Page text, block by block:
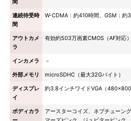
間
連続待受時
間
W-CDMA：約410時間、GSM：約
アウトカメ
ラ
有効約503万画素CMOS（AF対応）
インカメラ
－
外部メモリ
microSDHC（最大32Gバイト）
ディスプレ
イ
約3.8インチワイドVGA（
ボディカラ
アースターコイズ、ネプチューン